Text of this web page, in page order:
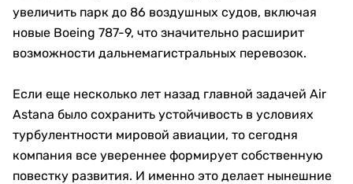
увеличить парк до 86 воздушных судов, включая
новые Boeing 787-9, что значительно расширит
возможности дальнемагистральных перевозок.
Если еще несколько лет назад главной задачей Air
Astana было сохранить устойчивость в условиях
турбулентности мировой авиации, то сегодня
компания все увереннее формирует собственную
повестку развития. И именно это делает нынешние